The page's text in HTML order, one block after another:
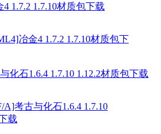
1.7.2 1.7.10材质包下载
化石1.6.4 1.7.10 1.12.2材质包下载